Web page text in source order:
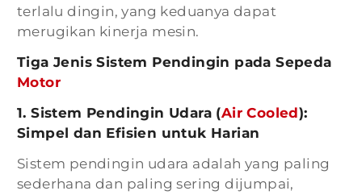
terlalu dingin, yang keduanya dapat
merugikan kinerja mesin.
Tiga Jenis Sistem Pendingin pada Sepeda
Motor
1. Sistem Pendingin Udara (Air Cooled):
Simpel dan Efisien untuk Harian
Sistem pendingin udara adalah yang paling
sederhana dan paling sering dijumpai,